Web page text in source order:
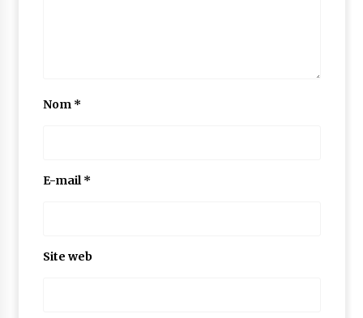
Nom *
E-mail*
Site web